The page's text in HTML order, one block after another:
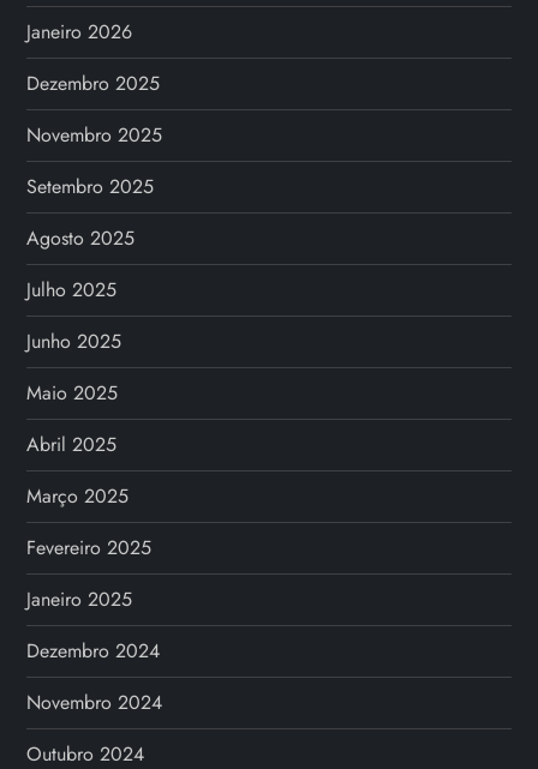
Janeiro 2026
Dezembro 2025
Novembro 2025
Setembro 2025
Agosto 2025
Julho 2025
Junho 2025
Maio 2025
Abril 2025
Março 2025
Fevereiro 2025
Janeiro 2025
Dezembro 2024
Novembro 2024
Outubro 2024